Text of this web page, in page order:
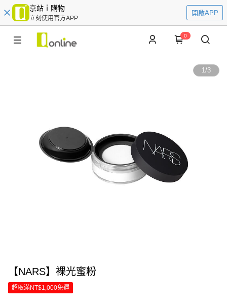
京站ｉ購物
立刻使用官方APP
開啟APP
0
1/3
【NARS】裸光蜜粉
超取滿NT$1,000免運